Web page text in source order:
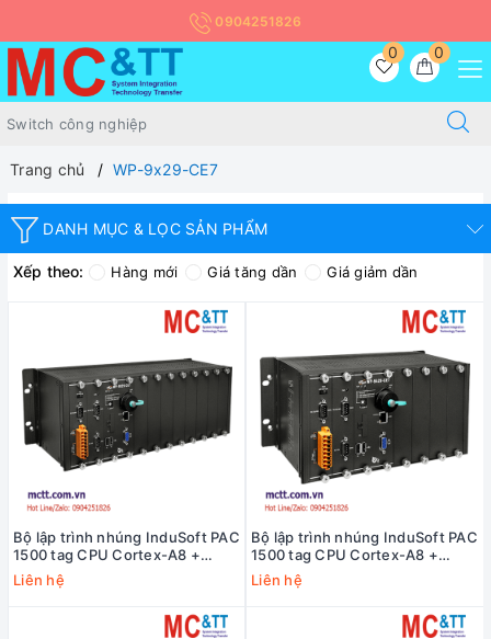
0904251826
0
0
Trang chủ WP-9x29-CE7
DANH MỤC & LỌC SẢN PHẨM
Xếp theo: Hàng mới Giá tăng dần Giá giảm dần
Bộ lập trình nhúng InduSoft PAC
1500 tag CPU Cortex-A8 +
WinCE 7.0 ICP DAS WP-9829-
CE7-1500 CR
Liên hệ
Bộ lập trình nhúng InduSoft PAC
1500 tag CPU Cortex-A8 +
WinCE 7.0 ICP DAS WP-9429-
CE7-1500 CR
Liên hệ